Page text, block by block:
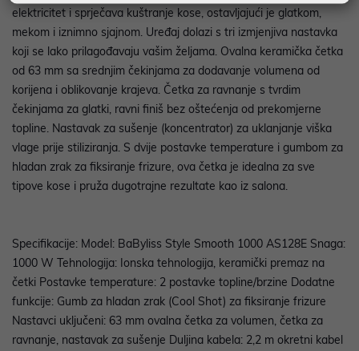
elektricitet i sprječava kuštranje kose, ostavljajući je glatkom,
mekom i iznimno sjajnom. Uređaj dolazi s tri izmjenjiva nastavka
koji se lako prilagođavaju vašim željama. Ovalna keramička četka
od 63 mm sa srednjim čekinjama za dodavanje volumena od
korijena i oblikovanje krajeva. Četka za ravnanje s tvrdim
čekinjama za glatki, ravni finiš bez oštećenja od prekomjerne
topline. Nastavak za sušenje (koncentrator) za uklanjanje viška
vlage prije stiliziranja. S dvije postavke temperature i gumbom za
hladan zrak za fiksiranje frizure, ova četka je idealna za sve
tipove kose i pruža dugotrajne rezultate kao iz salona.
Specifikacije: Model: BaByliss Style Smooth 1000 AS128E Snaga:
1000 W Tehnologija: Ionska tehnologija, keramički premaz na
četki Postavke temperature: 2 postavke topline/brzine Dodatne
funkcije: Gumb za hladan zrak (Cool Shot) za fiksiranje frizure
Nastavci uključeni: 63 mm ovalna četka za volumen, četka za
ravnanje, nastavak za sušenje Duljina kabela: 2,2 m okretni kabel